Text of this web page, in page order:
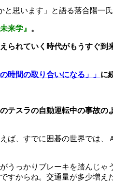
と思います」と語る落合陽一氏
来学』 。
られていく時代がもうすぐ到
時間の取り合いになる」」 に
スラの自動運転中の事故の
、すでに囲碁の世界では、
うっかりブレーキを踏んじゃ
すからね。交通量が多少増え